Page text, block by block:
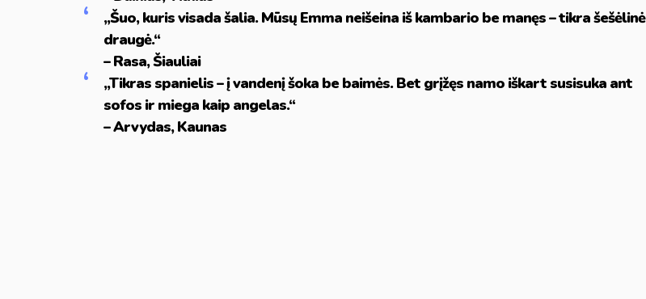
„Šuo, kuris visada šalia. Mūsų Emma neišeina iš kambario be manęs – tikra šešėlinė
draugė.“
– Rasa, Šiauliai
„Tikras spanielis – į vandenį šoka be baimės. Bet grįžęs namo iškart susisuka ant
sofos ir miega kaip angelas.“
– Arvydas, Kaunas